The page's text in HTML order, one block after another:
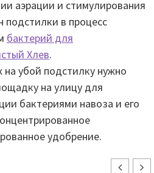
аэрации и стимулирования
подстилки в процесс
бактерий для
Хлев.
убой подстилку нужно
на улицу для
бактериями навоза и его
удобрение.